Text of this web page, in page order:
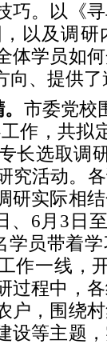
巧。以《
以及调研
体学员如
向、提供了
市委党校
作，共拟
长选取调
究活动。
研实际相
、6月3日
学员带着
作一线，
过程中，
户，围绕
设等主题